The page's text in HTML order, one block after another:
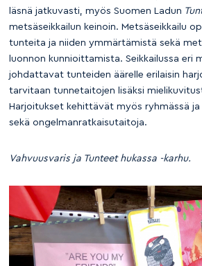
läsnä jatkuvasti, myös Suomen Ladun
metsäseikkailun keinoin. Metsäseikkailu
tunteita ja niiden ymmärtämistä sekä
luonnon kunnioittamista. Seikkailussa eri
johdattavat tunteiden äärelle erilaisin
tarvitaan tunnetaitojen lisäksi
Harjoitukset kehittävät myös ryhmässä
sekä ongelmanratkaisutaitoja.
Vahvuusvaris ja Tunteet hukassa -karhu.